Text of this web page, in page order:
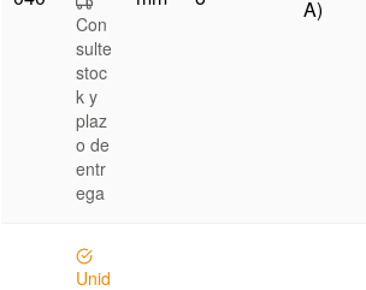
Con
sulte
stoc
k y
plaz
o de
entr
ega
A)
Unid